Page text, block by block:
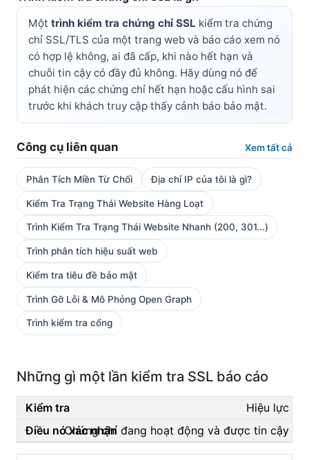
Một trình kiểm tra chứng chỉ SSL kiểm tra chứng
chỉ SSL/TLS của một trang web và báo cáo xem nó
có hợp lệ không, ai đã cấp, khi nào hết hạn và
chuỗi tin cậy có đầy đủ không. Hãy dùng nó để
phát hiện các chứng chỉ hết hạn hoặc cấu hình sai
trước khi khách truy cập thấy cảnh báo bảo mật.
Công cụ liên quan Xem tất cả
Phân Tích Miền Từ Chối Địa chỉ IP của tôi là gì?
Kiểm Tra Trạng Thái Website Hàng Loạt
Trình Kiểm Tra Trạng Thái Website Nhanh (200, 301...)
Trình phân tích hiệu suất web
Kiểm tra tiêu đề bảo mật
Trình Gỡ Lỗi & Mô Phỏng Open Graph
Trình kiểm tra cổng
Những gì một lần kiểm tra SSL báo cáo
Hiệu lực
Chứng chỉ đang hoạt động và được tin cậy